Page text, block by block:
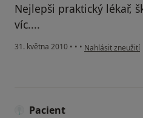
Nejlepši praktický lékař,
víc....
31. května 2010 • • • podle názoru
Nahlásit zneužití
Pacient